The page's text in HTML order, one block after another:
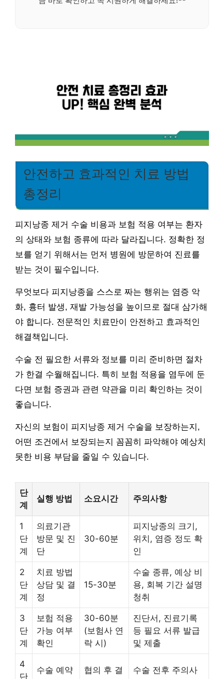
안전하고 효과적인 치료 방법
총정리
피지낭종 제거 수술 비용과 보험 적용 여부는 환자
의 상태와 보험 종류에 따라 달라집니다. 정확한 정
보를 얻기 위해서는 먼저 병원에 방문하여 진료를
받는 것이 필수입니다.
무엇보다 피지낭종을 스스로 짜는 행위는 염증 악
화, 흉터 발생, 재발 가능성을 높이므로 절대 삼가해
야 합니다. 전문적인 치료만이 안전하고 효과적인
해결책입니다.
수술 전 필요한 서류와 정보를 미리 준비하면 절차
가 한결 수월해집니다. 특히 보험 적용을 염두에 둔
다면 보험 증권과 관련 약관을 미리 확인하는 것이
좋습니다.
자신의 보험이 피지낭종 제거 수술을 보장하는지,
어떤 조건에서 보장되는지 꼼꼼히 파악해야 예상치
못한 비용 부담을 줄일 수 있습니다.
단
계
실행 방법 소요시간 주의사항
1
단
계
의료기관
방문 및 진
단
30-60분
피지낭종의 크기,
위치, 염증 정도 확
인
2
단
계
치료 방법
상담 및 결
정
15-30분
수술 종류, 예상 비
용, 회복 기간 설명
청취
3
단
계
보험 적용
가능 여부
확인
30-60분
(보험사 연
락 시)
진단서, 진료기록
등 필요 서류 발급
및 제출
4
단
수술 예약
협의 후 결
수술 전후 주의사